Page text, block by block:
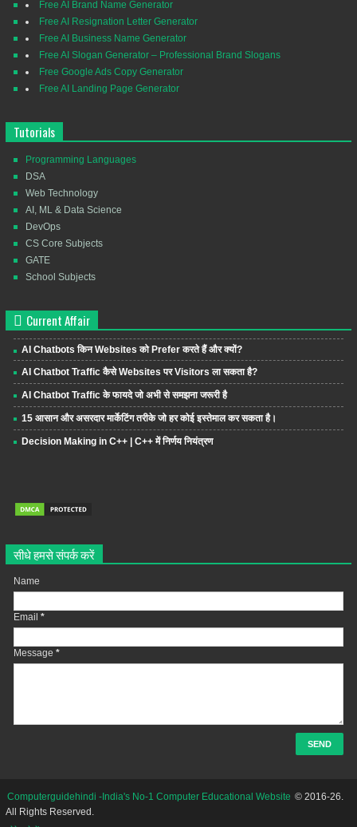
Free AI Brand Name Generator
Free AI Resignation Letter Generator
Free AI Business Name Generator
Free AI Slogan Generator – Professional Brand Slogans
Free Google Ads Copy Generator
Free AI Landing Page Generator
Tutorials
Programming Languages
DSA
Web Technology
AI, ML & Data Science
DevOps
CS Core Subjects
GATE
School Subjects
Current Affair
AI Chatbots किन Websites को Prefer करते हैं और क्यों?
AI Chatbot Traffic कैसे Websites पर Visitors ला सकता है?
AI Chatbot Traffic के फायदे जो अभी से समझना जरूरी है
15 आसान और असरदार मार्केटिंग तरीके जो हर कोई इस्तेमाल कर सकता है।
Decision Making in C++ | C++ में निर्णय नियंत्रण
सीधे हमसे संपर्क करें
Name
Email *
Message *
Computerguidehindi -India's No-1 Computer Educational Website © 2016-26.
All Rights Reserved.